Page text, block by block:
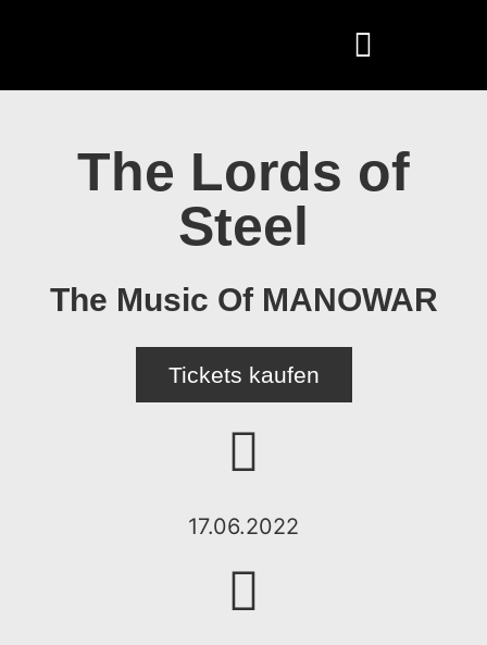
The Lords of
Steel
The Music Of MANOWAR
Tickets kaufen
17.06.2022